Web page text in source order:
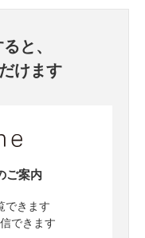
と、
けます
ご案内
できます
できます